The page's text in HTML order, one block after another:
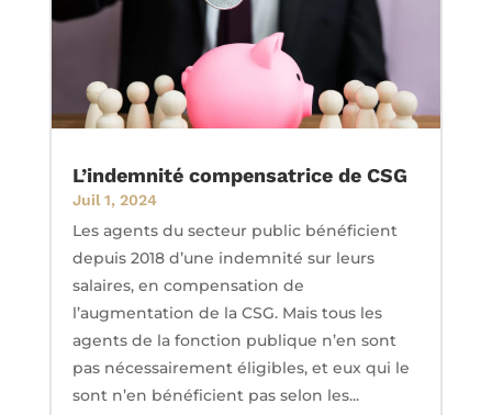
L’indemnité compensatrice de CSG
Juil 1, 2024
Les agents du secteur public bénéficient
depuis 2018 d’une indemnité sur leurs
salaires, en compensation de
l’augmentation de la CSG. Mais tous les
agents de la fonction publique n’en sont
pas nécessairement éligibles, et eux qui le
sont n’en bénéficient pas selon les...